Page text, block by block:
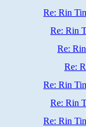
Re: Rin
Re: Rin
Re:
Re:
Re: Rin
Re: Rin
Re: Rin